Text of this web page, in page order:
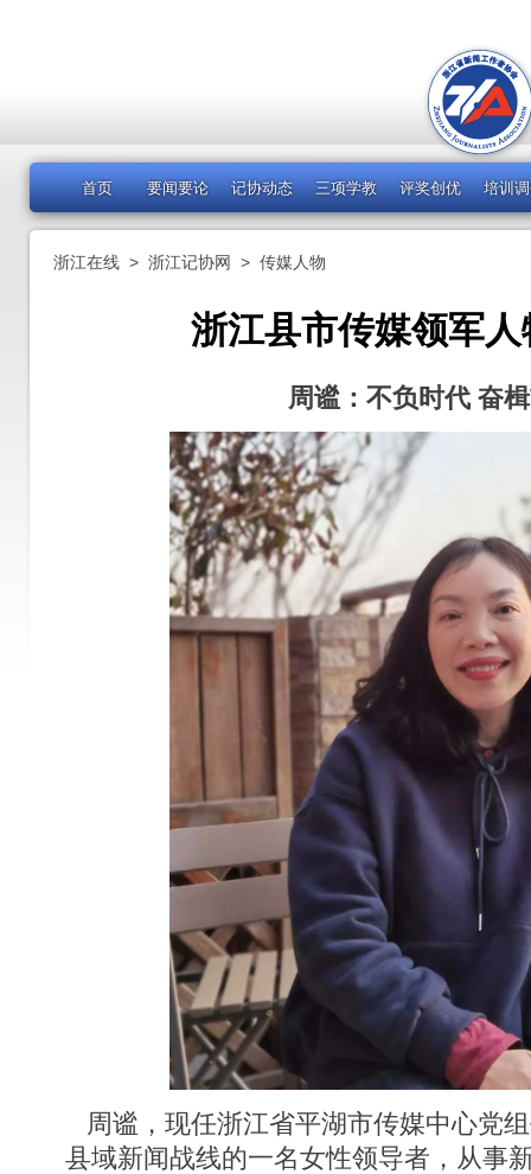
首页 要闻要论 记协动态 三项学教 评奖创优 培训
浙江在线 > 浙江记协网 > 传媒人物
浙江县市传媒领军
周谧：不负时代 奋
周谧，现任浙江省平湖市传媒中心党
县域新闻战线的一名女性领导者，从事